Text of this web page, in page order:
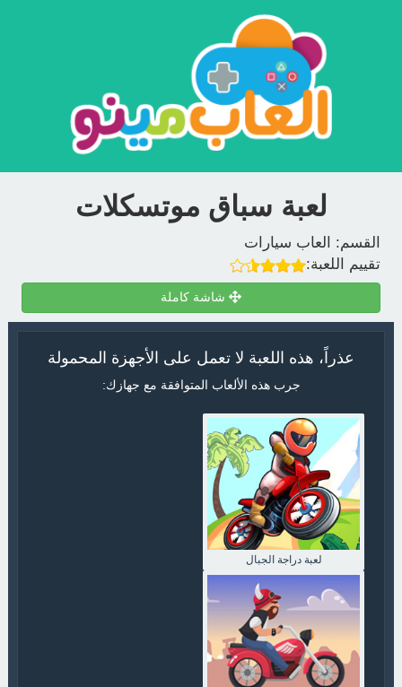
لعبة سباق موتسكلات
القسم:
العاب سيارات
تقييم اللعبة:
شاشة كاملة
عذراً، هذه اللعبة لا تعمل على الأجهزة المحمولة
جرب هذه الألعاب المتوافقة مع جهازك:
لعبة دراجة الجبال